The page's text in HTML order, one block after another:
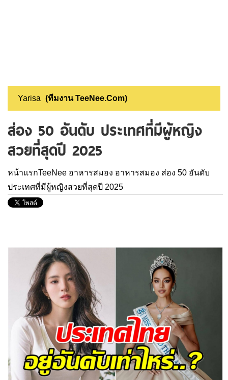
Yarisa (ทีมงาน TeeNee.Com)
ส่อง 50 อันดับ ประเทศที่มีผู้หญิง
สวยที่สุดปี 2025
หน้าแรกTeeNee อาหารสมอง อาหารสมอง ส่อง 50 อันดับ
ประเทศที่มีผู้หญิงสวยที่สุดปี 2025